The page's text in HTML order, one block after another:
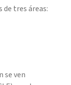
de tres áreas:
se ven